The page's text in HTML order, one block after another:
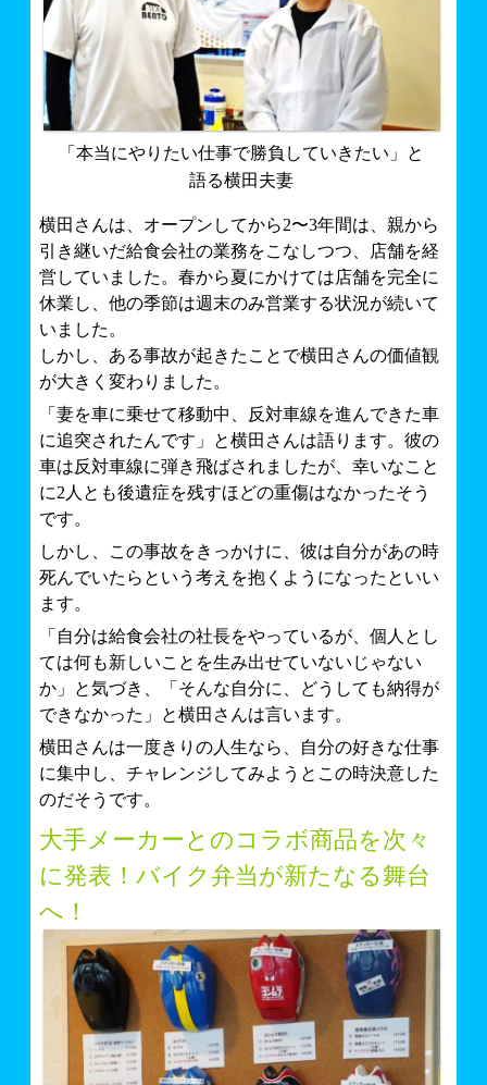
「本当にやりたい仕事で勝負していきたい」と
語る横田夫妻
横田さんは、オープンしてから2〜3年間は、親から
引き継いだ給食会社の業務をこなしつつ、店舗を経
営していました。春から夏にかけては店舗を完全に
休業し、他の季節は週末のみ営業する状況が続いて
いました。
しかし、ある事故が起きたことで横田さんの価値観
が大きく変わりました。
「妻を車に乗せて移動中、反対車線を進んできた車
に追突されたんです」と横田さんは語ります。彼の
車は反対車線に弾き飛ばされましたが、幸いなこと
に2人とも後遺症を残すほどの重傷はなかったそう
です。
しかし、この事故をきっかけに、彼は自分があの時
死んでいたらという考えを抱くようになったといい
ます。
「自分は給食会社の社長をやっているが、個人とし
ては何も新しいことを生み出せていないじゃない
か」と気づき、「そんな自分に、どうしても納得が
できなかった」と横田さんは言います。
横田さんは一度きりの人生なら、自分の好きな仕事
に集中し、チャレンジしてみようとこの時決意した
のだそうです。
大手メーカーとのコラボ商品を次々
に発表！バイク弁当が新たなる舞台
へ！